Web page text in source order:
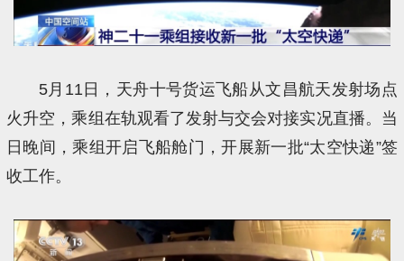
5月11日，天舟十号货运飞船从文昌航天发射场点
火升空，乘组在轨观看了发射与交会对接实况直播。当
日晚间，乘组开启飞船舱门，开展新一批“太空快递”签
收工作。